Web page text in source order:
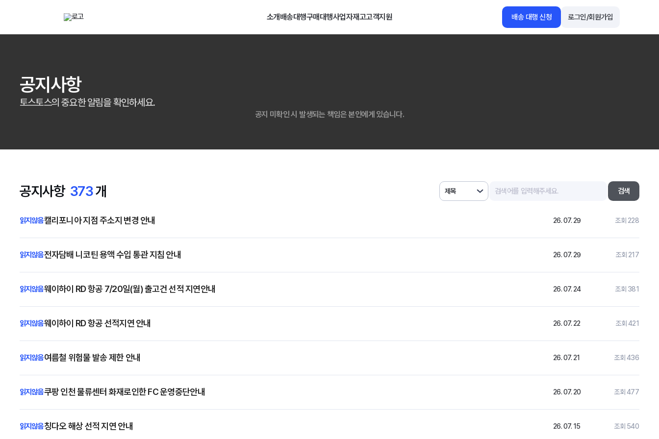
해외직구 배송대행 · 구매대행 서비스 토스토스 배대지 소개배송대행구매대행사업자재고고객지원 배송 대행 신청
로그인/회원가입
전자담배 니코틴 용액 수입 통관 지침 안내
07. 29
공지사항
토스토스의 중요한 알림을 확인하세요.
공지 미확인 시 발생되는 책임은 본인에게 있습니다.
공지사항 373개
검색대상
제목 검색
캘리포니아 지점 주소지 변경 안내 26. 07. 29 조회 228
전자담배 니코틴 용액 수입 통관 지침 안내 26. 07. 29 조회 217
웨이하이 RD 항공 7/20일(월) 출고건 선적 지연안내 26. 07. 24 조회 381
웨이하이 RD 항공 선적지연 안내 26. 07. 22 조회 421
여름철 위험물 발송 제한 안내 26. 07. 21 조회 436
쿠팡 인천 물류센터 화재로인한 FC 운영중단안내 26. 07. 20 조회 477
칭다오 해상 선적 지연 안내 26. 07. 15 조회 540